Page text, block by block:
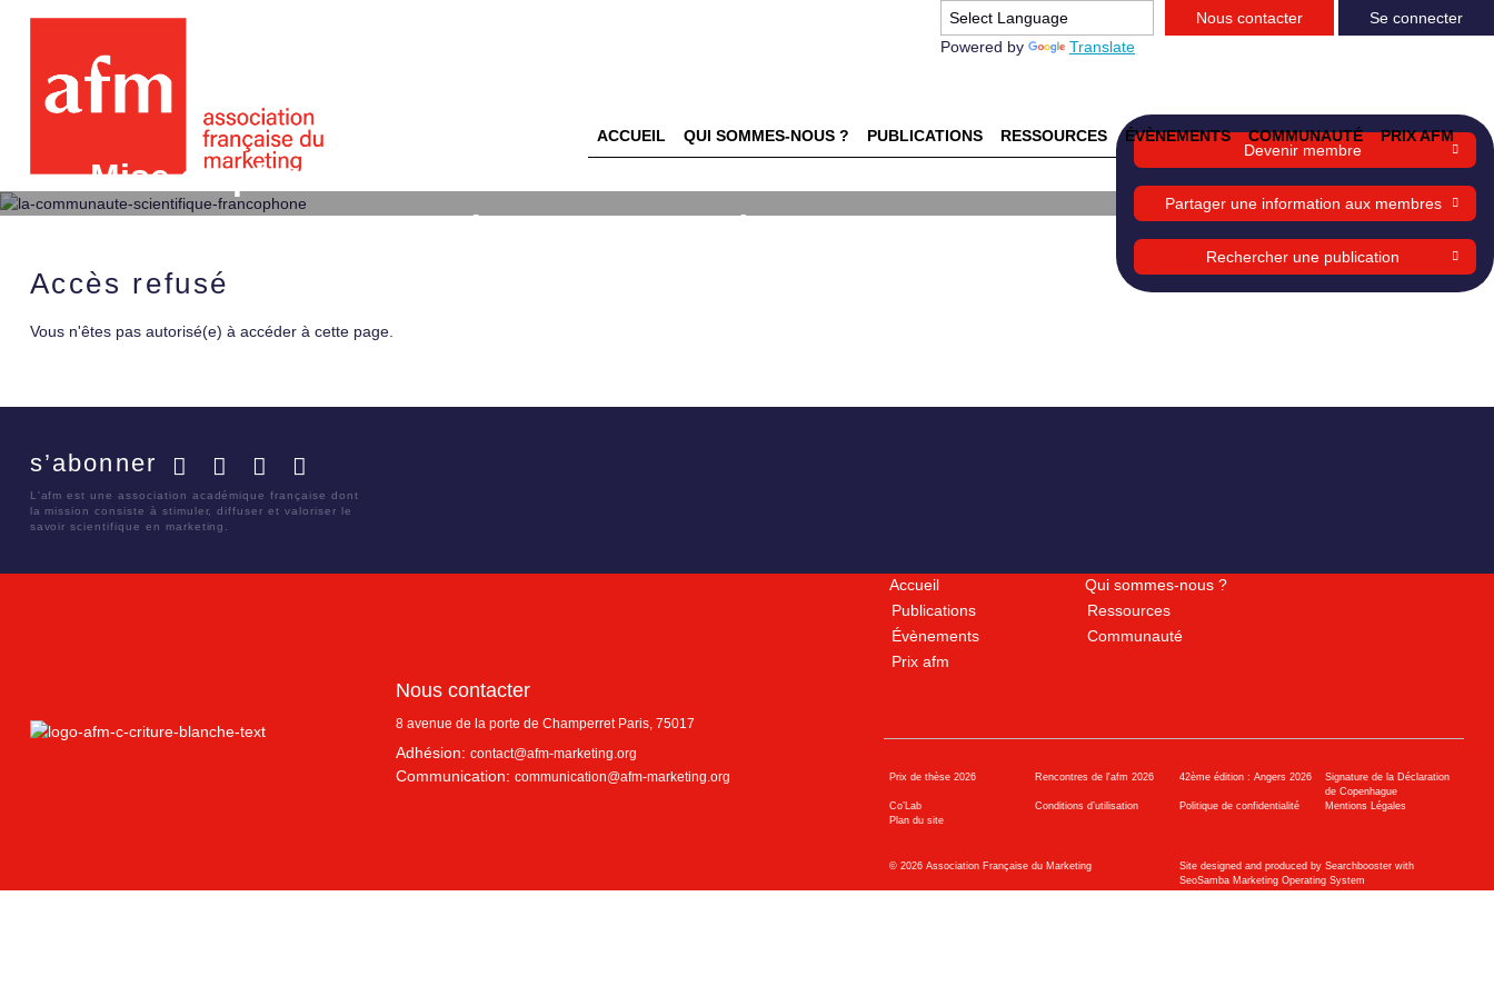
Powered by Translate
Nous contacter Se connecter
ACCUEIL QUI SOMMES-NOUS ? PUBLICATIONS RESSOURCES ÉVÈNEMENTS COMMUNAUTÉ PRIX AFM
Mise en place d'une culture de la data dans les réseaux
de franchise : les ingrédients du succès
Devenir membre
Partager une information aux membres
Rechercher une publication
Accès refusé
Vous n'êtes pas autorisé(e) à accéder à cette page.
s’abonner
L'afm est une association académique française dont
la mission consiste à stimuler, diffuser et valoriser le
savoir scientifique en marketing.
Nous contacter
8 avenue de la porte de Champerret Paris, 75017
Adhésion: contact@afm-marketing.org
Communication: communication@afm-marketing.org
Accueil
Qui sommes-nous ?
Publications
Ressources
Évènements
Communauté
Prix afm
Prix de thèse 2026 Rencontres de l'afm 2026 42ème édition : Angers 2026
Signature de la Déclaration
de Copenhague
Co’Lab
Conditions d’utilisation Politique de confidentialité
Mentions Légales
Plan du site
© 2026Association Française du Marketing
Site designed and produced by Searchbooster with
SeoSamba Marketing Operating System